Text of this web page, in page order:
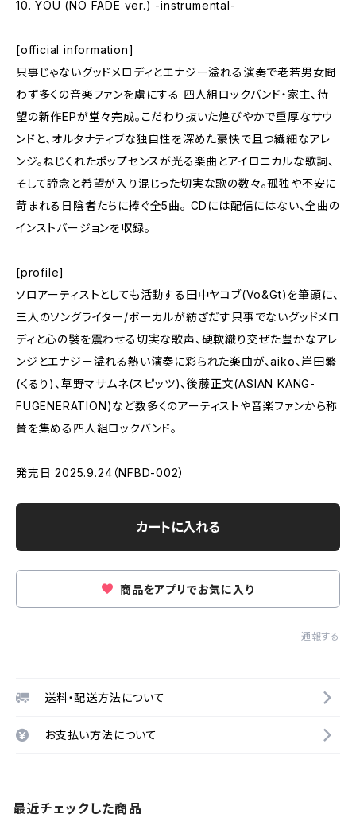
10. YOU (NO FADE ver.) -instrumental-
[official information]
只事じゃないグッドメロディとエナジー溢れる演奏で老若男女問
わず多くの音楽ファンを虜にする 四人組ロックバンド・家主、待
望の新作EPが堂々完成。こだわり抜いた煌びやかで重厚なサウ
ンドと、オルタナティブな独自性を深めた豪快で且つ繊細なアレ
ンジ。ねじくれたポップセンスが光る楽曲とアイロニカルな歌詞、
そして諦念と希望が入り混じった切実な歌の数々。孤独や不安に
苛まれる日陰者たちに捧ぐ全5曲。 CDには配信にはない、全曲の
インストバージョンを収録。
[profile]
ソロアーティストとしても活動する田中ヤコブ(Vo&Gt)を筆頭に、
三人のソングライター/ボーカルが紡ぎだす只事でないグッドメロ
ディと心の襞を震わせる切実な歌声、硬軟織り交ぜた豊かなアレ
ンジとエナジー溢れる熱い演奏に彩られた楽曲が、aiko、岸田繁
(くるり)、草野マサムネ(スピッツ)、後藤正文(ASIAN KANG-
FUGENERATION)など数多くのアーティストや音楽ファンから称
賛を集める四人組ロックバンド。
発売日 2025.9.24（NFBD-002）
カートに入れる
商品をアプリでお気に入り
通報する
送料・配送方法について
お支払い方法について
最近チェックした商品